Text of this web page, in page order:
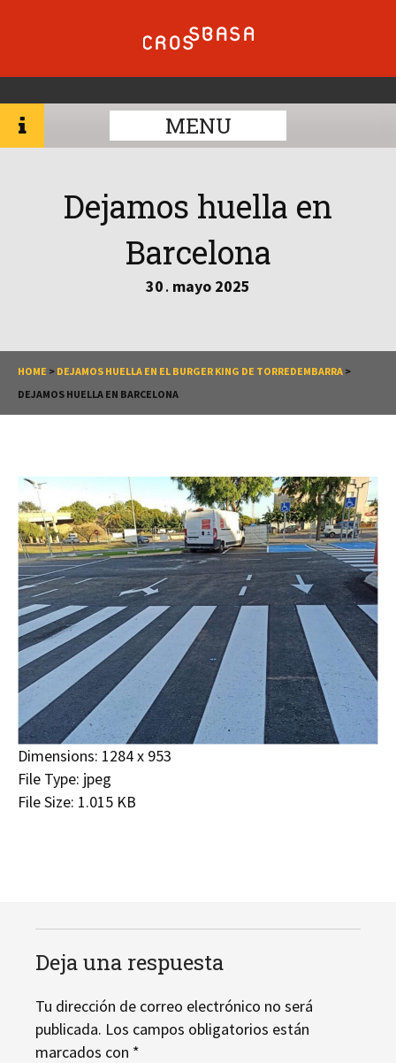
MENU
Dejamos huella en
Barcelona
30 . mayo 2025
HOME > DEJAMOS HUELLA EN EL BURGER KING DE TORREDEMBARRA >
DEJAMOS HUELLA EN BARCELONA
Dimensions: 1284 x 953
File Type: jpeg
File Size: 1.015 KB
Deja una respuesta
Tu dirección de correo electrónico no será
publicada. Los campos obligatorios están
marcados con *